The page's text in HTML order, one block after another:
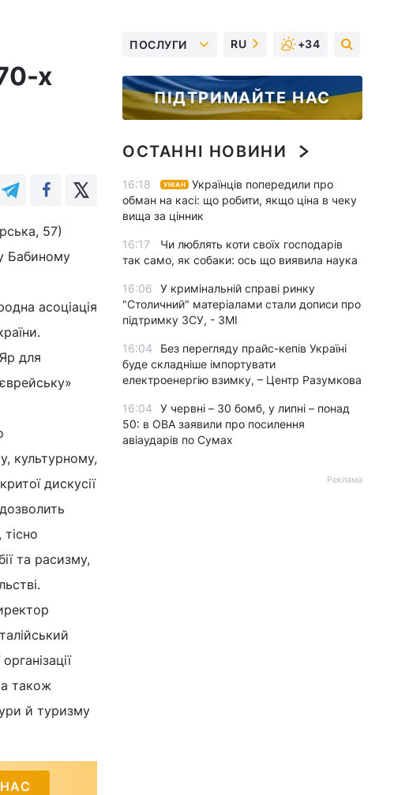
х
57)
Бабиному
асоціація
для
культурному,
дискусії
та расизму,
а також
й туризму
ПОСЛУГИ RU +34
ПІДТРИМАЙТЕ НАС
ОСТАННІ НОВИНИ
16:18 УНІАН
Українців попередили про
обман на касі: що робити, якщо ціна в чеку
вища за цінник
16:17
Чи люблять коти своїх господарів
так само, як собаки: ось що виявила наука
16:06
У кримінальній справі ринку
"Столичний" матеріалами стали дописи про
підтримку ЗСУ, - ЗМІ
16:04
Без перегляду прайс-кепів Україні
буде складніше імпортувати
електроенергію взимку, – Центр Разумкова
16:04
У червні – 30 бомб, у липні – понад
50: в ОВА заявили про посилення
авіаударів по Сумах
Реклама